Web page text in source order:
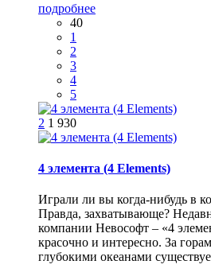
подробнее
40
1
2
3
4
5
2 1 930
4 элемента (4 Elements)
Играли ли вы когда-нибудь в
Правда, захватывающе?
компании Невософт – «4
красочно и интересно. За
глубокими океанами